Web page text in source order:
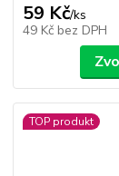
59 Kč/ks
49 Kč bez DPH
TOP produkt